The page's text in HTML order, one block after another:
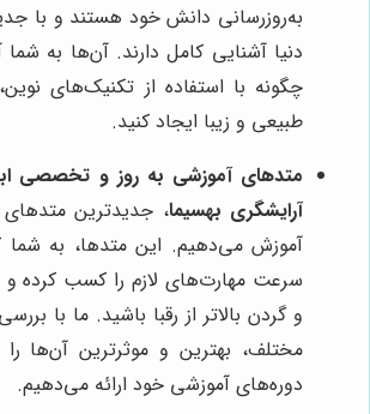
به‌روزرسانی دانش خود هستند و با
دنیا آشنایی کامل دارند. آن‌ها به
چگونه با استفاده از تکنیک‌های
طبیعی و زیبا ایجاد کنید.
متدهای آموزشی به روز و تخصصی
آرایشگری بهسیما، جدیدترین متدهای
آموزش می‌دهیم. این متدها، به شما
سرعت مهارت‌های لازم را کسب کرده و
و گردن بالاتر از رقبا باشید. ما با
مختلف، بهترین و موثرترین آن‌ها
دوره‌های آموزشی خود ارائه می‌دهیم.